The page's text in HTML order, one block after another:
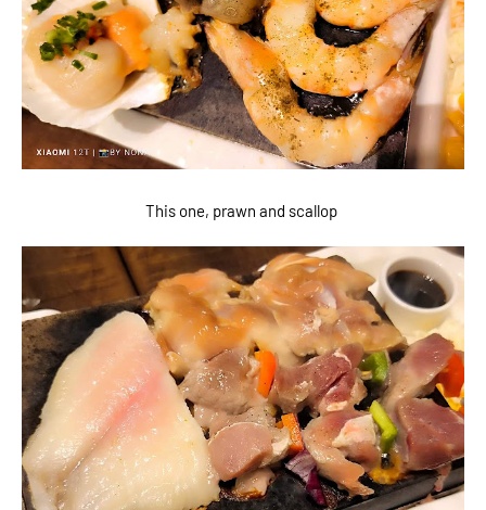
This one, prawn and scallop